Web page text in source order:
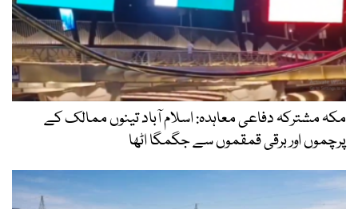
مکہ مشترکہ دفاعی معاہدہ: اسلام آباد تینوں ممالک کے
پرچموں اور برقی قمقموں سے جگمگا اٹھا